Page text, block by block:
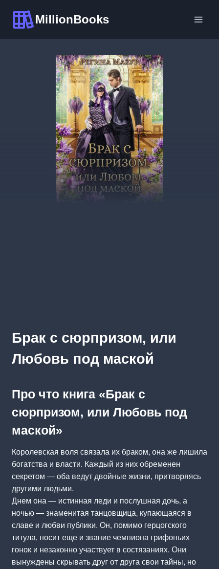
содержимому
MillionBooks
Брак с сюрпризом, или
Любовь под маской
Про что книга «Брак с
сюрпризом, или Любовь под
маской»
Королевская воля связала их браком, она же лишила
богатства и власти. Каждый из них обременен
секретом — оба ведут двойные жизни, притворяясь
другими людьми.
Днем она — истинная леди и послушная дочь, а
ночью — знаменитая танцовщица, купающаяся в
славе и любви публики. Он, помимо герцогского
титула, носит еще и звание чемпиона грифоньих
гонок и незаконно участвует в состязаниях. Они
вынуждены скрывать друг от друга свои тайны, но